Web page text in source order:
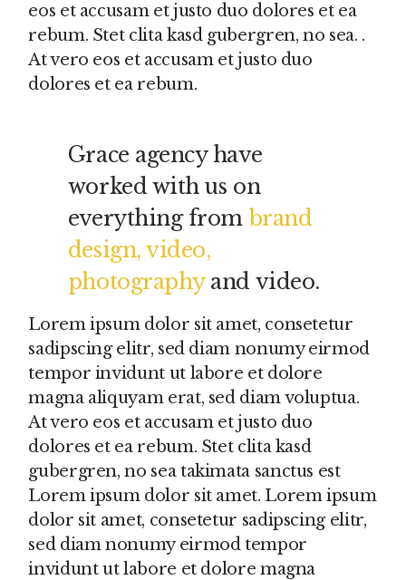
eos et accusam et justo duo dolores et ea
rebum. Stet clita kasd gubergren, no sea. .
At vero eos et accusam et justo duo
dolores et ea rebum.
Grace agency have
worked with us on
everything from brand
design, video,
photographyand video.
Lorem ipsum dolor sit amet, consetetur
sadipscing elitr, sed diam nonumy eirmod
tempor invidunt ut labore et dolore
magna aliquyam erat, sed diam voluptua.
At vero eos et accusam et justo duo
dolores et ea rebum. Stet clita kasd
gubergren, no sea takimata sanctus est
Lorem ipsum dolor sit amet. Lorem ipsum
dolor sit amet, consetetur sadipscing elitr,
sed diam nonumy eirmod tempor
invidunt ut labore et dolore magna